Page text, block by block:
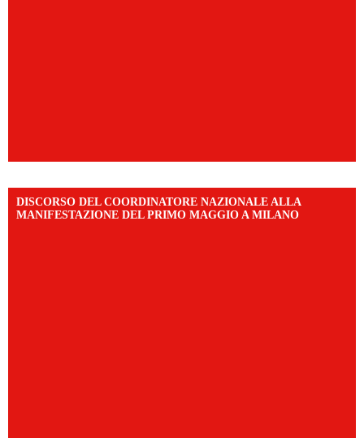
DISCORSO DEL COORDINATORE NAZIONALE ALLA
MANIFESTAZIONE DEL PRIMO MAGGIO A MILANO